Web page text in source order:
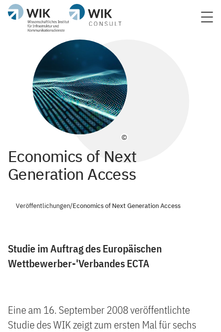
©
Economics of Next
Generation Access
Veröffentlichungen/Economics of Next Generation Access
Studie im Auftrag des Europäischen
Wettbewerber-'Verbandes ECTA
Eine am 16. September 2008 veröffentlichte
Studie des WIK zeigt zum ersten Mal für sechs